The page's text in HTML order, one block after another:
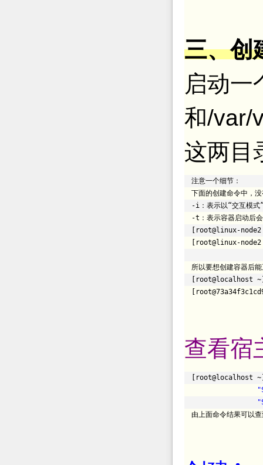
三、创
启动一
和/var/
这两目
注意一个细节：
下面的创建命令中，
-i：表示以“交互模式
-t：表示容器启动后
[root@linux-
[root@linux-
所以要想创建容器后
[root@localhost
查看宿
[root@localhost
由上面命令结果可以